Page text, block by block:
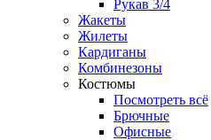
Рукав 3/4
Жакеты
Жилеты
Кардиганы
Комбинезоны
Костюмы
Посмотреть всё
Брючные
Офисные